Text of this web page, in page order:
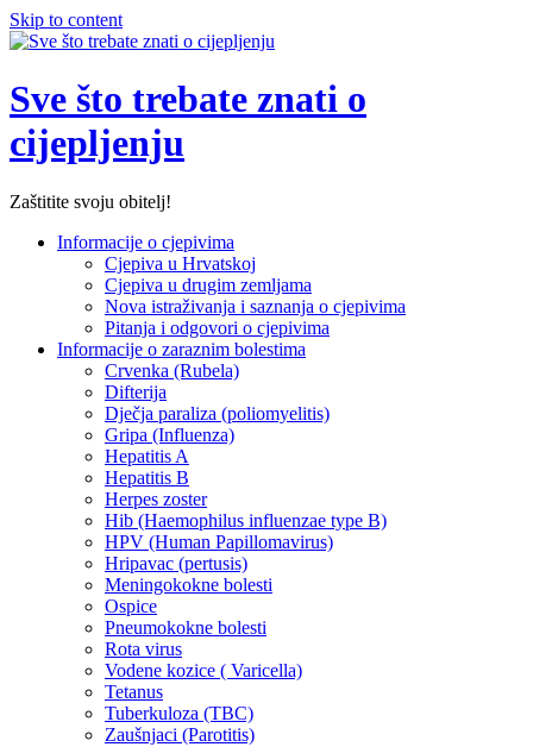
Skip to content
Sve što trebate znati o
cijepljenju
Zaštitite svoju obitelj!
Informacije o cjepivima
Cjepiva u Hrvatskoj
Cjepiva u drugim zemljama
Nova istraživanja i saznanja o cjepivima
Pitanja i odgovori o cjepivima
Informacije o zaraznim bolestima
Crvenka (Rubela)
Difterija
Dječja paraliza (poliomyelitis)
Gripa (Influenza)
Hepatitis A
Hepatitis B
Herpes zoster
Hib (Haemophilus influenzae type B)
HPV (Human Papillomavirus)
Hripavac (pertusis)
Meningokokne bolesti
Ospice
Pneumokokne bolesti
Rota virus
Vodene kozice ( Varicella)
Tetanus
Tuberkuloza (TBC)
Zaušnjaci (Parotitis)